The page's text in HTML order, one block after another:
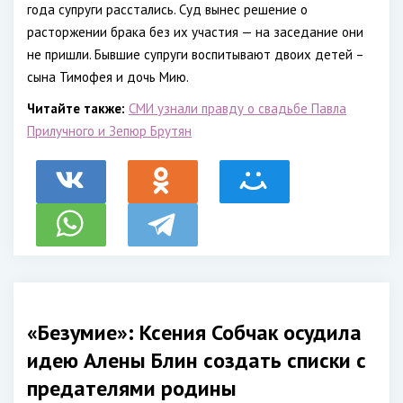
года супруги расстались. Суд вынес решение о
расторжении брака без их участия — на заседание они
не пришли. Бывшие супруги воспитывают двоих детей –
сына Тимофея и дочь Мию.
Читайте также: СМИ узнали правду о свадьбе Павла
Прилучного и Зепюр Брутян
«Безумие»: Ксения Собчак осудила
идею Алены Блин создать списки с
предателями родины